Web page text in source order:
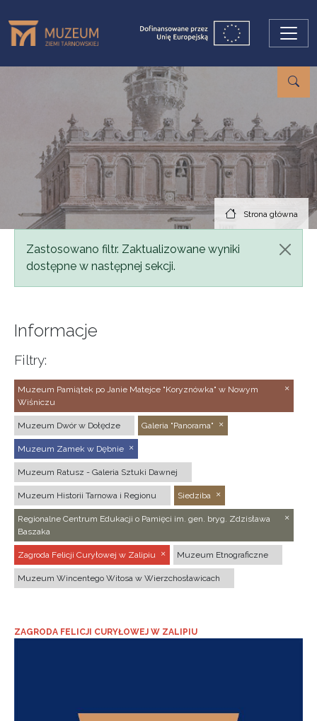
Strona główna
Komunikat
Zastosowano filtr. Zaktualizowane wyniki
dostępne w następnej sekcji.
Informacje
Filtry:
Muzeum Pamiątek po Janie Matejce "Koryznówka" w Nowym
Wiśniczu
Muzeum Dwór w Dołędze Galeria "Panorama"
Muzeum Zamek w Dębnie
Muzeum Ratusz - Galeria Sztuki Dawnej
Muzeum Historii Tarnowa i Regionu Siedziba
Regionalne Centrum Edukacji o Pamięci im. gen. bryg. Zdzisława
Baszaka
Zagroda Felicji Curyłowej w Zalipiu Muzeum Etnograficzne
Muzeum Wincentego Witosa w Wierzchosławicach
ZAGRODA FELICJI CURYŁOWEJ W ZALIPIU